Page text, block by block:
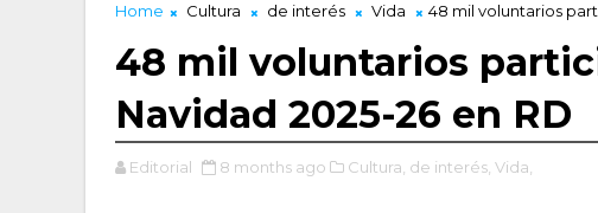
Home Cultura de interés Vida 48 mil voluntarios
48 mil voluntarios
Navidad 2025-26 en RD
Editorial 8 months ago Cultura, de interés, Vida,